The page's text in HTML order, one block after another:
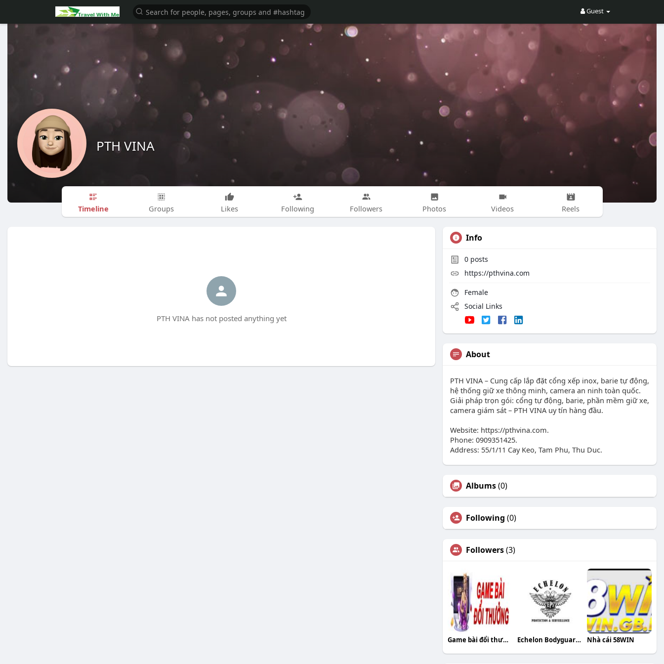
Guest
PTH VINA
Timeline Groups Likes Following Followers Photos Videos Reels
PTH VINA has not posted anything yet
Info
0 posts
https://pthvina.com
Female
Social Links
About
PTH VINA – Cung cấp lắp đặt cổng xếp inox, barie tự động,
hệ thống giữ xe thông minh, camera an ninh toàn quốc.
Giải pháp trọn gói: cổng tự động, barie, phần mềm giữ xe,
camera giám sát – PTH VINA uy tín hàng đầu.
Website: https://pthvina.com.
Phone: 0909351425.
Address: 55/1/11 Cay Keo, Tam Phu, Thu Duc.
Albums(0)
Following (0)
Followers(3)
Game bài đổi thưởng Echelon Bodyguards Nhà cái 58WIN